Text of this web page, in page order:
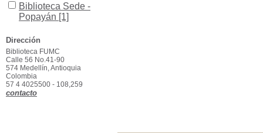
Biblioteca Sede -
Popayán [1]
Colección General
[1]
Type de document
texto impreso[1]
Dirección
Biblioteca FUMC
Calle 56 No.41-90
574 Medellín, Antioquia
Colombia
57 4 4025500 - 108,259
contacto